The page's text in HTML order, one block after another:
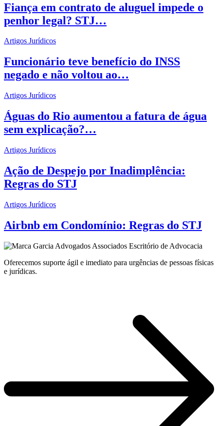
Fiança em contrato de aluguel impede o
penhor legal? STJ…
Artigos Jurídicos
Funcionário teve benefício do INSS
negado e não voltou ao…
Artigos Jurídicos
Águas do Rio aumentou a fatura de água
sem explicação?…
Artigos Jurídicos
Ação de Despejo por Inadimplência:
Regras do STJ
Artigos Jurídicos
Airbnb em Condomínio: Regras do STJ
Oferecemos suporte ágil e imediato para urgências de pessoas físicas
e jurídicas.